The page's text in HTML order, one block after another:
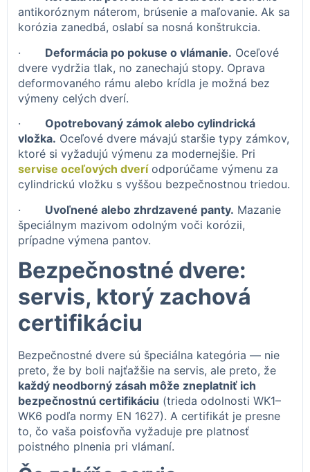
antikoróznym náterom, brúsenie a maľovanie. Ak sa
korózia zanedbá, oslabí sa nosná konštrukcia.
· Deformácia po pokuse o vlámanie. Oceľové
dvere vydržia tlak, no zanechajú stopy. Oprava
deformovaného rámu alebo krídla je možná bez
výmeny celých dverí.
· Opotrebovaný zámok alebo cylindrická
vložka. Oceľové dvere mávajú staršie typy zámkov,
ktoré si vyžadujú výmenu za modernejšie. Pri
servise oceľových dveríodporúčame výmenu za
cylindrickú vložku s vyššou bezpečnostnou triedou.
· Uvoľnené alebo zhrdzavené panty. Mazanie
špeciálnym mazivom odolným voči korózii,
prípadne výmena pantov.
Bezpečnostné dvere:
servis, ktorý zachová
certifikáciu
Bezpečnostné dvere sú špeciálna kategória — nie
preto, že by boli najťažšie na servis, ale preto, že
každý neodborný zásah môže zneplatniť ich
bezpečnostnú certifikáciu (trieda odolnosti WK1–
WK6 podľa normy EN 1627). A certifikát je presne
to, čo vaša poisťovňa vyžaduje pre platnosť
poistného plnenia pri vlámaní.